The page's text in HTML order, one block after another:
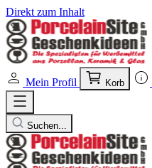
Direkt zum Inhalt
Mein Profil Korb
Suchen...